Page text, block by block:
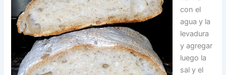
con el
agua y la
levadura
y agregar
luego la
sal y el